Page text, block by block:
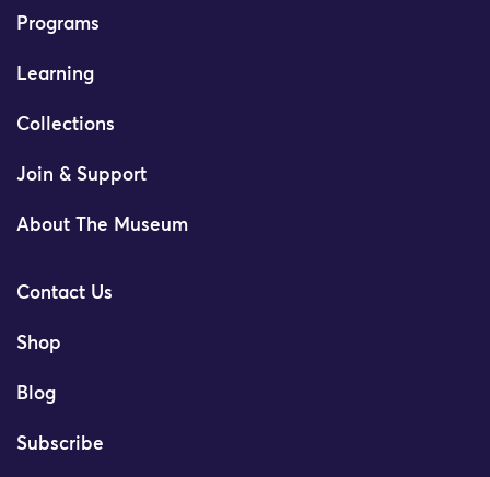
Programs
Learning
Collections
Join & Support
About The Museum
Contact Us
Shop
Blog
Subscribe